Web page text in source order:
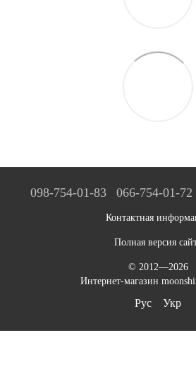
098-754-01-83 066-754-01-72
Контактная
Полная версия
© 2012—2026
Интернет-магазин
Рус Укр